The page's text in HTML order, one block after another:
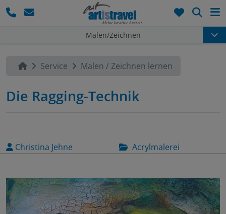
Malen/Zeichnen
Service Malen / Zeichnen lernen
Die Ragging-Technik
Christina Jehne Acrylmalerei